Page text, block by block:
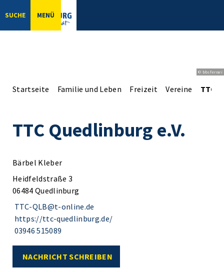
SUCHE MENÜ
© bbsferrari
Startseite Familie und Leben Freizeit Vereine TTC
TTC Quedlinburg e.V.
Bärbel Kleber
Heidfeldstraße 3
06484 Quedlinburg
TTC-QLB@t-online.de
https://ttc-quedlinburg.de/
03946 515089
NACHRICHT SCHREIBEN